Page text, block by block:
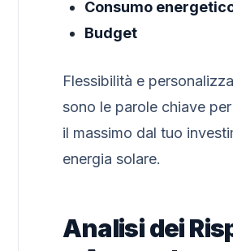
Consumo
Budget
Flessibilità e
sono le parole chiave
il massimo dal tuo
energia solare.
Analisi dei